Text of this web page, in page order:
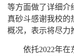
等方面做了详细介
真砂斗感谢我校的
概况，表示将尽力
依托2022年